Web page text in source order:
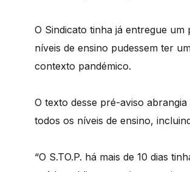
O Sindicato tinha já entregue
níveis de ensino pudessem ter
contexto pandémico.
O texto desse pré-aviso
todos os níveis de ensino,
“O S.TO.P. há mais de 10 dias